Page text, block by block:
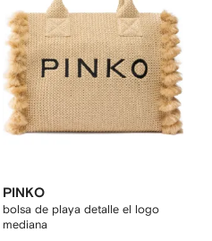
PINKO
bolsa de playa detalle el logo
mediana